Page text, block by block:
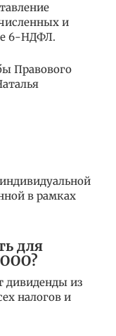
и
6-НДФЛ.
Правового
в рамках
для
дивиденды из
налогов и